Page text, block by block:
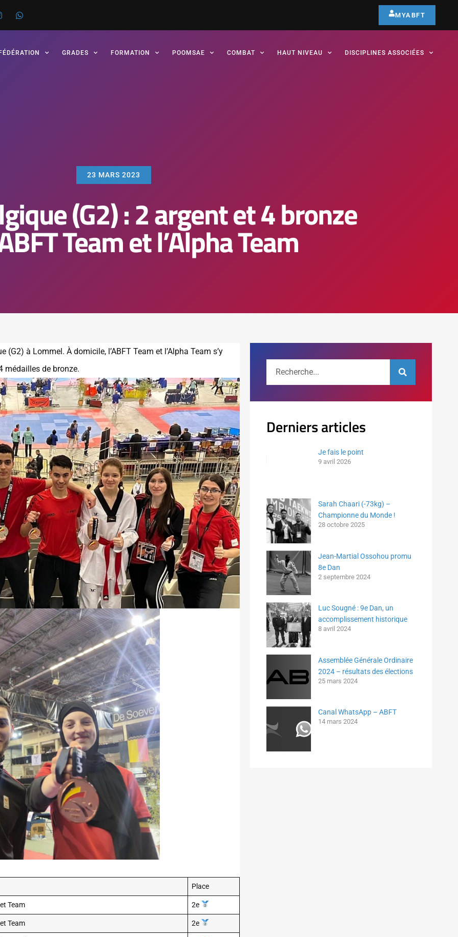
MYABFT
GRADES FORMATION POOMSAE COMBAT HAUT NIVEAU DISCIPLINES ASSOCIÉES
23 MARS 2023
(G2) : 2 argent et 4 bronze
Team et l’Alpha Team
à Lommel. À domicile, l’ABFT Team et l’Alpha Team s’y
médailles de bronze.
Place
Team 2e
Team 2e
Derniers articles
Je fais le point
9 avril 2026
Sarah Chaari (-73kg) –
Championne du Monde !
28 octobre 2025
Jean-Martial Ossohou promu
8e Dan
2 septembre 2024
Luc Sougné : 9e Dan, un
accomplissement historique
8 avril 2024
Assemblée Générale Ordinaire
2024 – résultats des élections
25 mars 2024
Canal WhatsApp – ABFT
14 mars 2024